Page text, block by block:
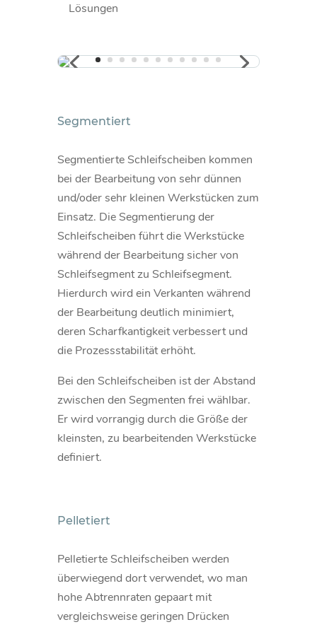
Lösungen
Segmentiert
Segmentierte Schleifscheiben kommen
bei der Bearbeitung von sehr dünnen
und/oder sehr kleinen Werkstücken zum
Einsatz. Die Segmentierung der
Schleifscheiben führt die Werkstücke
während der Bearbeitung sicher von
Schleifsegment zu Schleifsegment.
Hierdurch wird ein Verkanten während
der Bearbeitung deutlich minimiert,
deren Scharfkantigkeit verbessert und
die Prozessstabilität erhöht.
Bei den Schleifscheiben ist der Abstand
zwischen den Segmenten frei wählbar.
Er wird vorrangig durch die Größe der
kleinsten, zu bearbeitenden Werkstücke
definiert.
Pelletiert
Pelletierte Schleifscheiben werden
überwiegend dort verwendet, wo man
hohe Abtrennraten gepaart mit
vergleichsweise geringen Drücken